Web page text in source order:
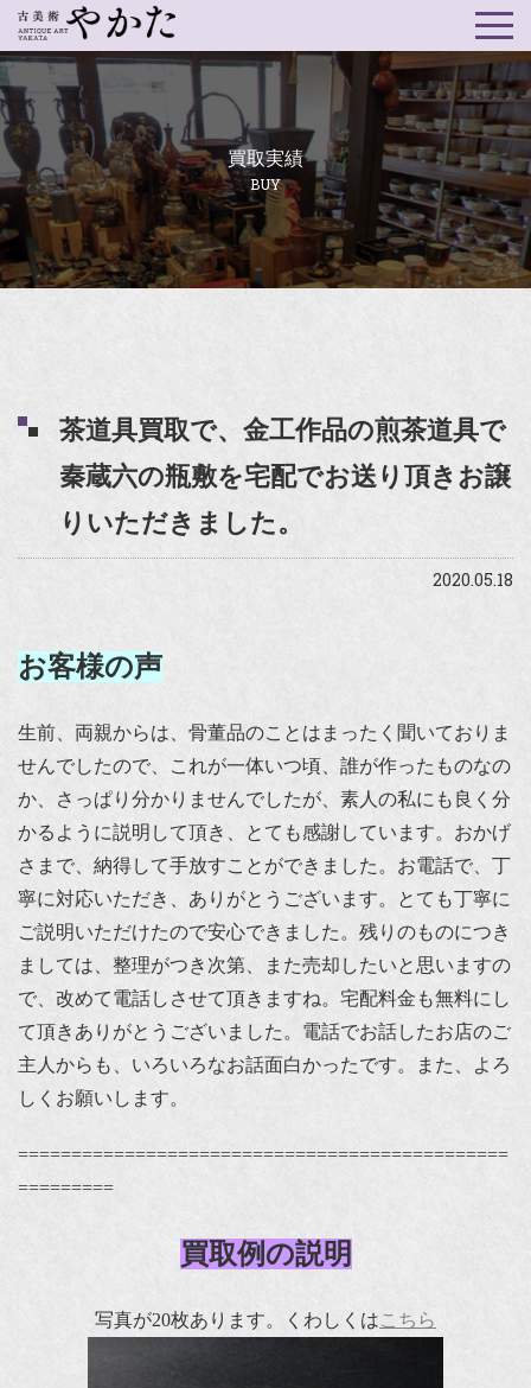
買取実績
BUY
茶道具買取で、金工作品の煎茶道具で
秦蔵六の瓶敷を宅配でお送り頂きお譲
りいただきました。
2020.05.18
お客様の声
生前、両親からは、骨董品のことはまったく聞いておりま
せんでしたので、これが一体いつ頃、誰が作ったものなの
か、さっぱり分かりませんでしたが、素人の私にも良く分
かるように説明して頂き、とても感謝しています。おかげ
さまで、納得して手放すことができました。お電話で、丁
寧に対応いただき、ありがとうございます。とても丁寧に
ご説明いただけたので安心できました。残りのものにつき
ましては、整理がつき次第、また売却したいと思いますの
で、改めて電話しさせて頂きますね。宅配料金も無料にし
て頂きありがとうございました。電話でお話したお店のご
主人からも、いろいろなお話面白かったです。また、よろ
しくお願いします。
==============================================
=========
買取例の説明
写真が20枚あります。くわしくはこちら